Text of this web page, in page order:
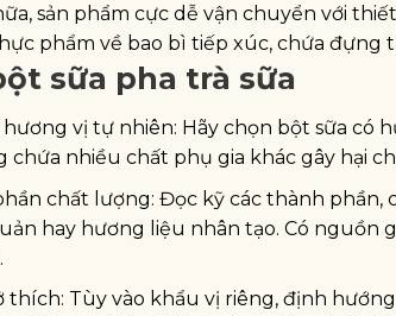
sản phẩm cực dễ vận chuyển với
phẩm về bao bì tiếp xúc, chứa đựng
sữa pha trà sữa
vị tự nhiên: Hãy chọn bột sữa có
chứa nhiều chất phụ gia khác gây hại
chất lượng: Đọc kỹ các thành
hay hương liệu nhân tạo. Có nguồn
thích: Tùy vào khẩu vị riêng, định